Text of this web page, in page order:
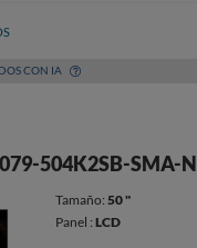
CON IA
504K2SB-SMA-N
Tamaño:50 "
Panel :LCD